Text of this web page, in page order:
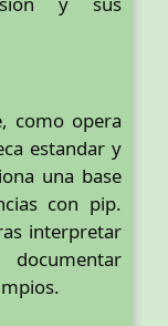
como opera
estandar y
una base
con pip.
interpretar